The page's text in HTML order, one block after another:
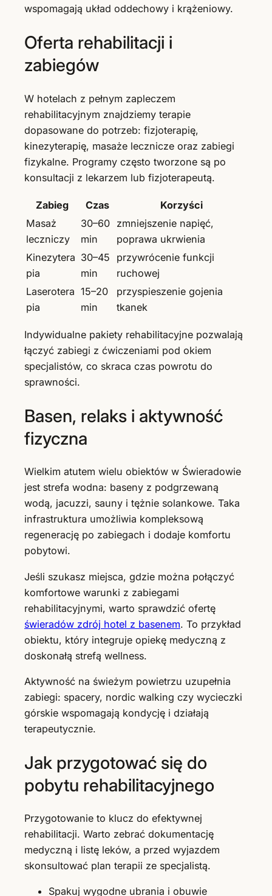
wspomagają układ oddechowy i krążeniowy.
Oferta rehabilitacji i
zabiegów
W hotelach z pełnym zapleczem
rehabilitacyjnym znajdziemy terapie
dopasowane do potrzeb: fizjoterapię,
kinezyterapię, masaże lecznicze oraz zabiegi
fizykalne. Programy często tworzone są po
konsultacji z lekarzem lub fizjoterapeutą.
Zabieg Czas
Korzyści
Masaż
leczniczy
30–60
min
zmniejszenie napięć,
poprawa ukrwienia
Kinezytera
pia
30–45
min
przywrócenie funkcji
ruchowej
Laserotera
pia
15–20
min
przyspieszenie gojenia
tkanek
Indywidualne pakiety rehabilitacyjne pozwalają
łączyć zabiegi z ćwiczeniami pod okiem
specjalistów, co skraca czas powrotu do
sprawności.
Basen, relaks i aktywność
fizyczna
Wielkim atutem wielu obiektów w Świeradowie
jest strefa wodna: baseny z podgrzewaną
wodą, jacuzzi, sauny i tężnie solankowe. Taka
infrastruktura umożliwia kompleksową
regenerację po zabiegach i dodaje komfortu
pobytowi.
Jeśli szukasz miejsca, gdzie można połączyć
komfortowe warunki z zabiegami
rehabilitacyjnymi, warto sprawdzić ofertę
świeradów zdrój hotel z basenem. To przykład
obiektu, który integruje opiekę medyczną z
doskonałą strefą wellness.
Aktywność na świeżym powietrzu uzupełnia
zabiegi: spacery, nordic walking czy wycieczki
górskie wspomagają kondycję i działają
terapeutycznie.
Jak przygotować się do
pobytu rehabilitacyjnego
Przygotowanie to klucz do efektywnej
rehabilitacji. Warto zebrać dokumentację
medyczną i listę leków, a przed wyjazdem
skonsultować plan terapii ze specjalistą.
Spakuj wygodne ubrania i obuwie